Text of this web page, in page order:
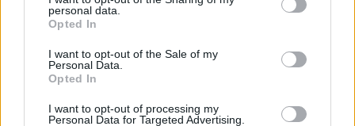
grant or deny consent to Google and its third-party tags to
use your data for below specified purposes in below Google
consent section.
personal data.
Opted In
I want to opt-out of the Sale of my
Personal Data.
Opted In
I want to opt-out of processing my
Personal Data for Targeted Advertising.
Népszerű